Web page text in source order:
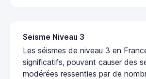
Seisme Niveau 3
Les séismes de niveau 3 en
significatifs, pouvant causer des
modérées ressenties par de